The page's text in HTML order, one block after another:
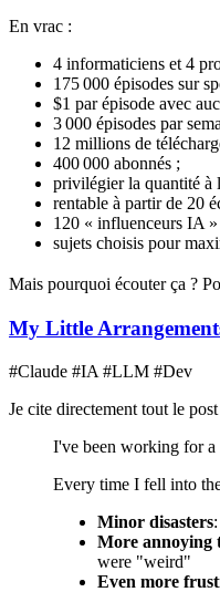
En vrac :
4 informaticiens et 4
175 000 épisodes sur
$1 par épisode avec
3 000 épisodes par
12 millions de
400 000 abonnés ;
privilégier la quantité à
rentable à partir de 20
120 « influenceurs IA »
sujets choisis pour
Mais pourquoi écouter ça ?
My Little
#Claude #IA #LLM #Dev
Je cite directement tout le
I've been working for
Every time I fell into
Minor disasters
More annoying
were "weird"
Even more